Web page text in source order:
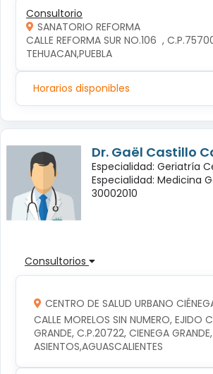
Consultorio
SANATORIO REFORMA
CALLE REFORMA SUR NO.106  ,
TEHUACAN,PUEBLA
Horarios disponibles
Dr. Gaël Castillo
Especialidad: Geriatría
Especialidad: Medicina
30002010
Consultorios
CENTRO DE SALUD URBANO
CALLE MORELOS SIN NUMERO, EJIDO
GRANDE, C.P.20722, CIENEGA GRANDE,
ASIENTOS,AGUASCALIENTES